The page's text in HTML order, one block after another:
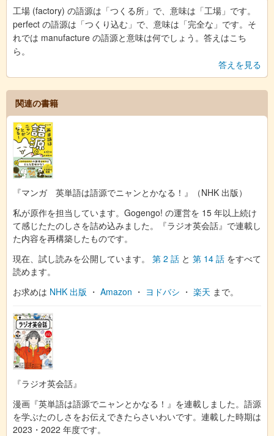
工場 (factory) の語源は「つくる所」で、意味は「工場」です。
perfect の語源は「つくり込む」で、意味は「完全な」です。そ
れでは manufacture の語源と意味は何でしょう。答えはこち
ら。
答えを見る
関連の書籍
『マンガ 英単語は語源でニャンとかなる！』（NHK 出版）
私が原作を担当しています。Gogengo! の運営を 15 年以上続け
て感じたたのしさを詰め込みました。『ラジオ英会話』で連載し
た内容を再構築したものです。
現在、試し読みを公開しています。 第 2 話 と 第 14 話 をすべて
読めます。
お求めは NHK 出版 ・ Amazon ・ ヨドバシ ・ 楽天 まで。
『ラジオ英会話』
漫画『英単語は語源でニャンとかなる！』を連載しました。語源
を学ぶたのしさをお伝えできたらさいわいです。連載した時期は
2023・2022 年度です。